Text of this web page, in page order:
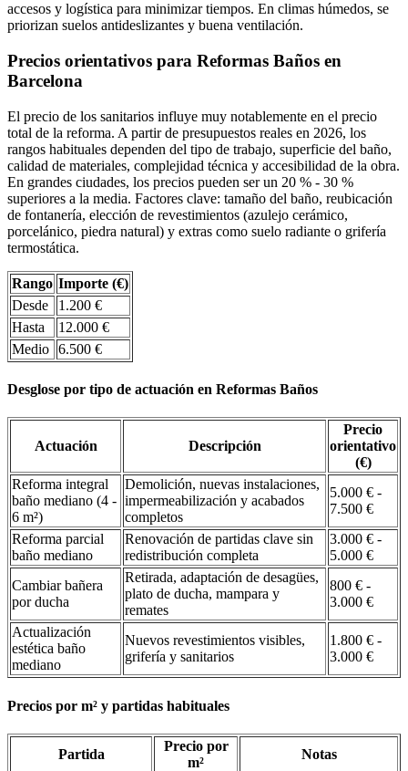
accesos y logística para minimizar tiempos. En climas húmedos, se
priorizan suelos antideslizantes y buena ventilación.
Precios orientativos para Reformas Baños en
Barcelona
El precio de los sanitarios influye muy notablemente en el precio
total de la reforma. A partir de presupuestos reales en 2026, los
rangos habituales dependen del tipo de trabajo, superficie del baño,
calidad de materiales, complejidad técnica y accesibilidad de la obra.
En grandes ciudades, los precios pueden ser un 20 % - 30 %
superiores a la media. Factores clave: tamaño del baño, reubicación
de fontanería, elección de revestimientos (azulejo cerámico,
porcelánico, piedra natural) y extras como suelo radiante o grifería
termostática.
Rango Importe (€)
Desde
1.200 €
Hasta
12.000 €
Medio 6.500 €
Desglose por tipo de actuación en Reformas Baños
Actuación Descripción
Precio
orientativo
(€)
Reforma integral
baño mediano (4 -
6 m²)
Demolición, nuevas instalaciones,
impermeabilización y acabados
completos
5.000 € -
7.500 €
Reforma parcial
baño mediano
Renovación de partidas clave sin
redistribución completa
3.000 € -
5.000 €
Cambiar bañera
por ducha
Retirada, adaptación de desagües,
plato de ducha, mampara y
remates
800 € -
3.000 €
Actualización
estética baño
mediano
Nuevos revestimientos visibles,
grifería y sanitarios
1.800 € -
3.000 €
Precios por m² y partidas habituales
Partida
Precio por
m²
Notas